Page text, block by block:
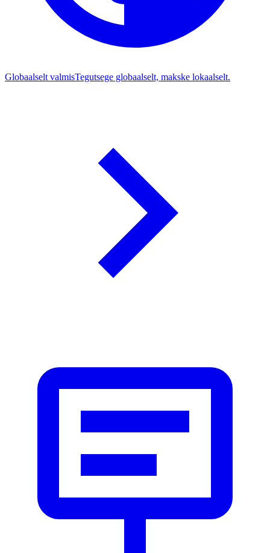
Globaalselt valmisTegutsege globaalselt, makske lokaalselt.